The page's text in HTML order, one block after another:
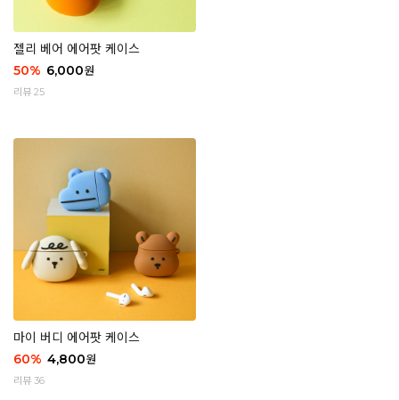
젤리 베어 에어팟 케이스
50% 6,000원
리뷰 25
마이 버디 에어팟 케이스
60% 4,800원
리뷰 36